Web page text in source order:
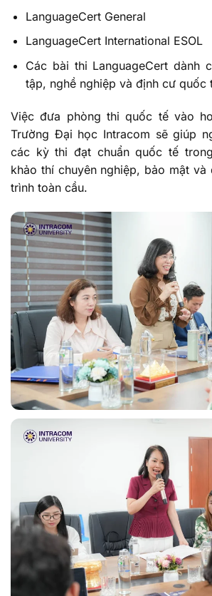
LanguageCert General
LanguageCert International ESOL
Các bài thi LanguageCert dành
tập, nghề nghiệp và định cư quốc
Việc đưa phòng thi quốc tế vào
Trường Đại học Intracom sẽ giúp
các kỳ thi đạt chuẩn quốc tế
khảo thí chuyên nghiệp, bảo mật
trình toàn cầu.